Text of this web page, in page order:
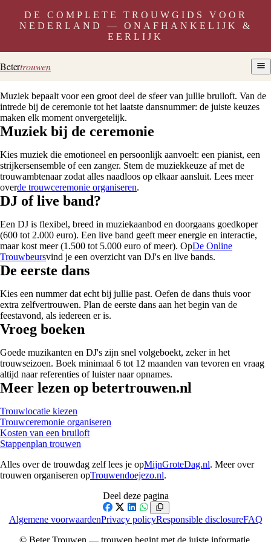
DE COMPLETE TROUWGIDS VOOR
NEDERLAND — ONAFHANKELIJK &
EERLIJK
Betertrouwen
Muziek bepaalt voor een groot deel de sfeer van jullie bruiloft. Van de
intrede bij de ceremonie tot het laatste dansnummer: de juiste keuzes
maken elk moment onvergetelijk.
Muziek bij de ceremonie
Kies muziek die emotioneel en persoonlijk aanvoelt: een pianist, een
strijkersensemble of een zanger. Stem de muziekkeuze af met de
trouwambtenaar zodat alles naadloos op elkaar aansluit. Lees meer
overde trouwceremonie organiseren.
DJ of live band?
Een DJ is flexibel, breed in muziekaanbod en doorgaans goedkoper
(600 tot 2.000 euro). Een live band geeft meer energie en interactie,
maar kost meer (1.500 tot 5.000 euro of meer). OpDe Online
Trouwbeursvind je een overzicht van DJ's en live bands.
De eerste dans
Kies een nummer dat echt bij jullie past. Oefen de dans thuis voor
extra zelfvertrouwen. Plan de eerste dans aan het begin van de
feestavond, als iedereen er is.
Vroeg boeken
Goede muzikanten en DJ's zijn snel volgeboekt, zeker in het
trouwseizoen. Boek minimaal 6 tot 12 maanden van tevoren en vraag
altijd naar referenties of luister naar opnames.
Meer lezen op betertrouwen.nl
Trouwlocatie kiezen
Trouwceremonie organiseren
Kosten van een bruiloft
Stappenplan trouwen
Alles over de trouwdag zelf lees je opMijnGroteDag.nl. Meer over
trouwen organiseren opTrouwendoejezo.nl.
Deel deze pagina
Facebook
X LinkedIn
WhatsApp
Algemene voorwaardenPrivacy policyResponsible disclosureFAQ
© Beter Trouwen — trouwen begint met de juiste informatie.